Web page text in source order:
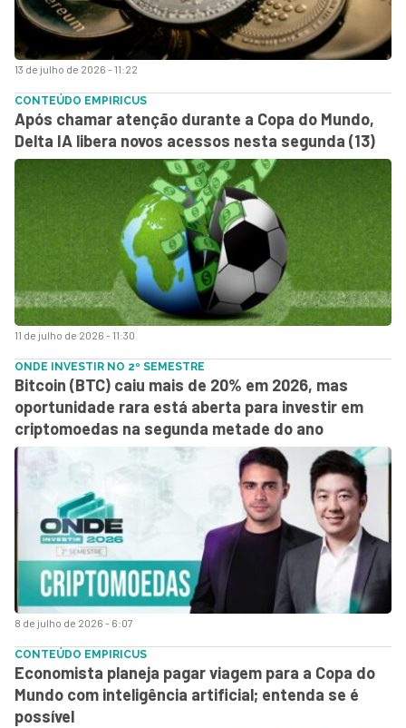
13 de julho de 2026 - 11:22
11 de julho de 2026 - 11:30
CONTEÚDO EMPIRICUS
Após chamar atenção durante a Copa do Mundo,
Delta IA libera novos acessos nesta segunda (13)
8 de julho de 2026 - 6:07
ONDE INVESTIR NO 2º SEMESTRE
Bitcoin (BTC) caiu mais de 20% em 2026, mas
oportunidade rara está aberta para investir em
criptomoedas na segunda metade do ano
CONTEÚDO EMPIRICUS
Economista planeja pagar viagem para a Copa do
Mundo com inteligência artificial; entenda se é
possível